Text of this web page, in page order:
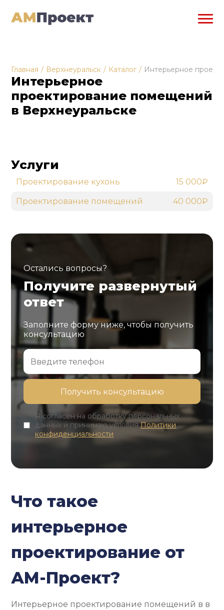
Главная / Верхнеуральск / Каталог / Интерьерное
Интерьерное
проектирование помещений
в Верхнеуральске
Услуги
Проектирование кухонь 15 000₽
Проектирование помещений 40 000₽
Остались вопросы?
Получите развернутый
ответ
Заполните форму ниже, чтобы получить
консультацию
Я согласен на обработку персональных
данных и принимаю условияПолитики
конфиденциальности
Что такое
интерьерное
проектирование от
АМ-Проект?
Интерьерное проектирование помещений в в